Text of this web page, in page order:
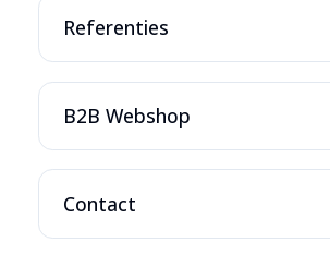
Referenties
B2B Webshop
Contact